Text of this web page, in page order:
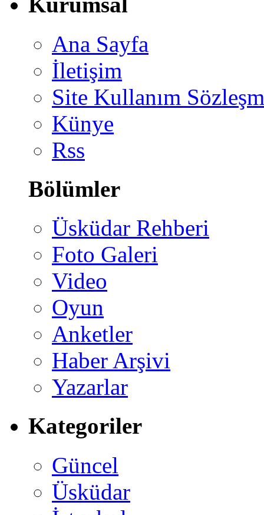
Ana Sayfa
İletişim
Site Kullanım
Künye
Rss
Bölümler
Üsküdar Rehberi
Foto Galeri
Video
Oyun
Anketler
Haber Arşivi
Yazarlar
Kategoriler
Güncel
Üsküdar